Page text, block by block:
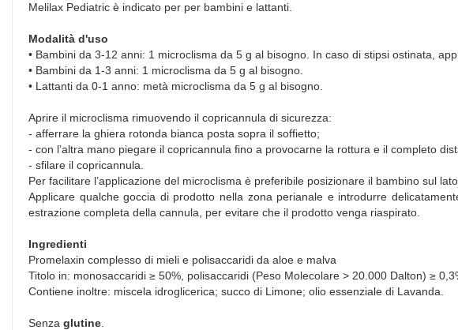
Melilax Pediatric è indicato per per bambini e lattanti.
Modalità d'uso
• Bambini da 3-12 anni: 1 microclisma da 5 g al bisogno. In caso di stipsi ostinata,
• Bambini da 1-3 anni: 1 microclisma da 5 g al bisogno.
• Lattanti da 0-1 anno: metà microclisma da 5 g al bisogno.
Aprire il microclisma rimuovendo il copricannula di sicurezza:
- afferrare la ghiera rotonda bianca posta sopra il soffietto;
- con l’altra mano piegare il copricannula fino a provocarne la rottura e il completo
- sfilare il copricannula.
Per facilitare l’applicazione del microclisma è preferibile posizionare il bambino sul
Applicare qualche goccia di prodotto nella zona perianale e introdurre
estrazione completa della cannula, per evitare che il prodotto venga riaspirato.
Ingredienti
Promelaxin complesso di mieli e polisaccaridi da aloe e malva
Titolo in: monosaccaridi ≥ 50%, polisaccaridi (Peso Molecolare > 20.000 Dalton) ≥
Contiene inoltre: miscela idroglicerica; succo di Limone; olio essenziale di Lavanda.
Senza glutine